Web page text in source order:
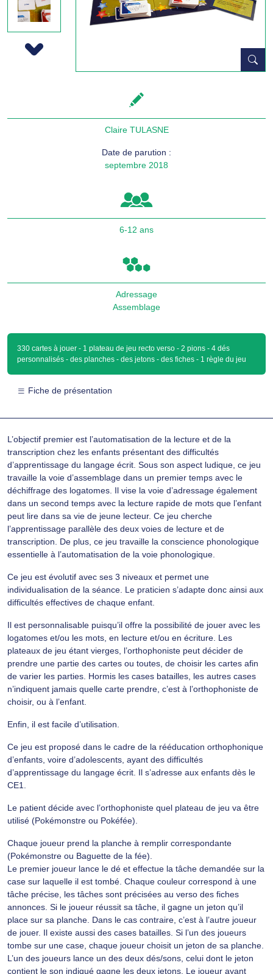
Next
Claire TULASNE
Date de parution :
septembre 2018
6-12 ans
Adressage
Assemblage
330 cartes à jouer - 1 plateau de jeu recto verso - 2 pions - 4 dés
personnalisés - des planches - des jetons - des fiches - 1 règle du jeu
Fiche de présentation
L’objectif premier est l’automatisation de la lecture et de la
transcription chez les enfants présentant des difficultés
d’apprentissage du langage écrit. Sous son aspect ludique, ce jeu
travaille la voie d’assemblage dans un premier temps avec le
déchiffrage des logatomes. Il vise la voie d’adressage également
dans un second temps avec la lecture rapide de mots que l’enfant
peut lire dans sa vie de jeune lecteur. Ce jeu cherche
l’apprentissage parallèle des deux voies de lecture et de
transcription. De plus, ce jeu travaille la conscience phonologique
essentielle à l’automatisation de la voie phonologique.
Ce jeu est évolutif avec ses 3 niveaux et permet une
individualisation de la séance. Le praticien s’adapte donc ainsi aux
difficultés effectives de chaque enfant.
Il est personnalisable puisqu’il offre la possibilité de jouer avec les
logatomes et/ou les mots, en lecture et/ou en écriture. Les
plateaux de jeu étant vierges, l’orthophoniste peut décider de
prendre une partie des cartes ou toutes, de choisir les cartes afin
de varier les parties. Hormis les cases batailles, les autres cases
n’indiquent jamais quelle carte prendre, c’est à l’orthophoniste de
choisir, ou à l’enfant.
Enfin, il est facile d’utilisation.
Ce jeu est proposé dans le cadre de la rééducation orthophonique
d’enfants, voire d’adolescents, ayant des difficultés
d’apprentissage du langage écrit. Il s’adresse aux enfants dès le
CE1.
Le patient décide avec l’orthophoniste quel plateau de jeu va être
utilisé (Pokémonstre ou Pokéfée).
Chaque joueur prend la planche à remplir correspondante
(Pokémonstre ou Baguette de la fée).
Le premier joueur lance le dé et effectue la tâche demandée sur la
case sur laquelle il est tombé. Chaque couleur correspond à une
tâche précise, les tâches sont précisées au verso des fiches
annonces. Si le joueur réussit sa tâche, il gagne un jeton qu’il
place sur sa planche. Dans le cas contraire, c’est à l’autre joueur
de jouer. Il existe aussi des cases batailles. Si l’un des joueurs
tombe sur une case, chaque joueur choisit un jeton de sa planche.
L’un des joueurs lance un des deux dés/sons, celui dont le jeton
contient le son indiqué gagne les deux jetons. Le joueur ayant